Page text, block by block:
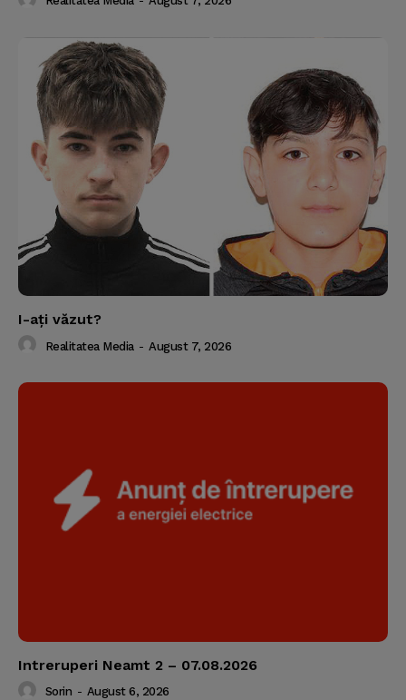
I-aţi văzut?
Realitatea Media - August 7, 2026
Intreruperi Neamt 2 – 07.08.2026
Sorin - August 6, 2026